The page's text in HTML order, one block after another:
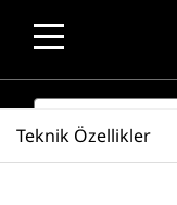
SEARCH
Teknik Özellikler